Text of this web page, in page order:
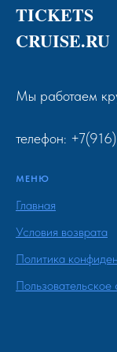
TICKETS
CRUISE.RU
Мы работаем
телефон:
МЕНЮ
Главная
Условия возврата
Политика
Пользовательское